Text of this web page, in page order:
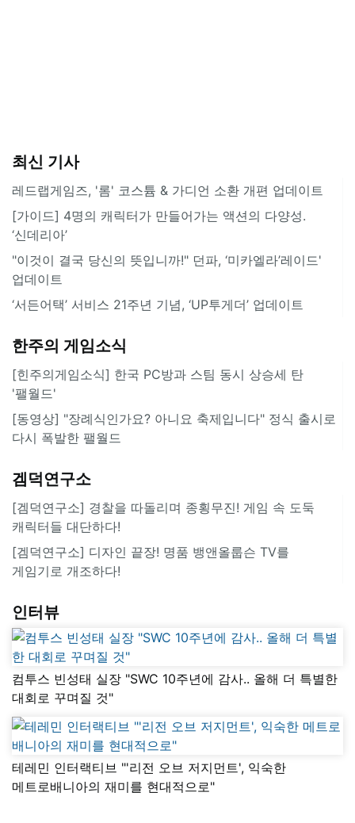
최신 기사
레드랩게임즈, '롬' 코스튬 & 가디언 소환 개편 업데이트
[가이드] 4명의 캐릭터가 만들어가는 액션의 다양성.
‘신데리아’
"이것이 결국 당신의 뜻입니까!" 던파, ‘미카엘라’레이드'
업데이트
‘서든어택’ 서비스 21주년 기념, ‘UP투게더’ 업데이트
한주의 게임소식
[힌주의게임소식] 한국 PC방과 스팀 동시 상승세 탄
'팰월드'
[동영상] "장례식인가요? 아니요 축제입니다" 정식 출시로
다시 폭발한 팰월드
겜덕연구소
[겜덕연구소] 경찰을 따돌리며 종횡무진! 게임 속 도둑
캐릭터들 대단하다!
[겜덕연구소] 디자인 끝장! 명품 뱅앤올룹슨 TV를
게임기로 개조하다!
인터뷰
컴투스 빈성태 실장 "SWC 10주년에 감사.. 올해 더 특별한
대회로 꾸며질 것"
테레민 인터랙티브 "'리전 오브 저지먼트', 익숙한
메트로배니아의 재미를 현대적으로"